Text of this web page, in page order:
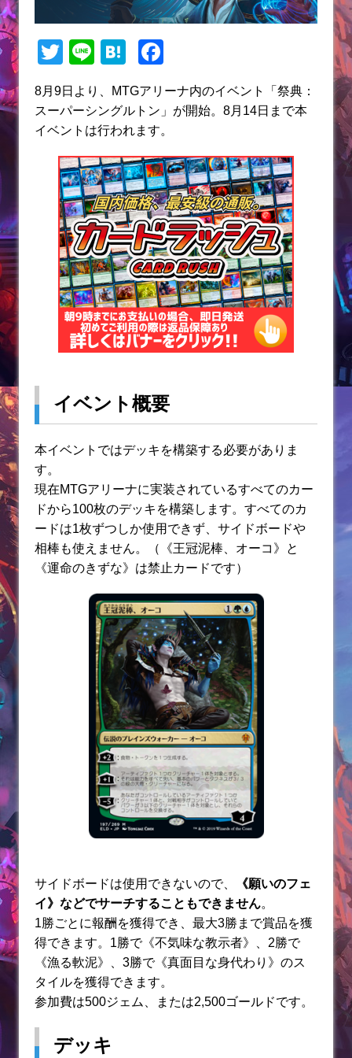
T
itt
er
Li
e
H
e
n
a
c
e
b
o
o
k
8月9日より、MTGアリーナ内のイベント「祭典：
スーパーシングルトン」が開始。8月14日まで本
イベントは行われます。
イベント概要
本イベントではデッキを構築する必要がありま
す。
現在MTGアリーナに実装されているすべてのカー
ドから100枚のデッキを構築します。すべてのカ
ードは1枚ずつしか使用できず、サイドボードや
相棒も使えません。（《王冠泥棒、オーコ》と
《運命のきずな》は禁止カードです）
サイドボードは使用できないので、
《願いのフェ
イ》などでサーチすることもできません。
1勝ごとに報酬を獲得でき、最大3勝まで賞品を獲
得できます。 1勝で《不気味な教示者》、2勝で
《漁る軟泥》、3勝で《真面目な身代わり》のス
タイルを獲得できます。
参加費は500ジェム、または2,500ゴールドです。
デッキ